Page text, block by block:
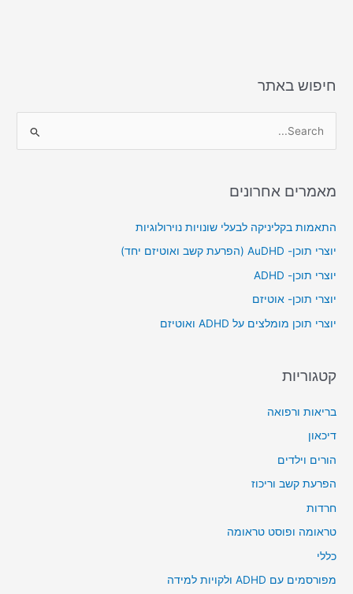
חיפוש באתר
r
o
r
:
מאמרים אחרונים
התאמות בקליניקה לבעלי שונויות נוירולוגיות
יוצרי תוכן- AuDHD (הפרעת קשב ואוטיזם יחד)
יוצרי תוכן- ADHD
יוצרי תוכן- אוטיזם
יוצרי תוכן מומלצים על ADHD ואוטיזם
קטגוריות
בריאות ורפואה
דיכאון
הורים וילדים
הפרעת קשב וריכוז
חרדות
טראומה ופוסט טראומה
כללי
מפורסמים עם ADHD ולקויות למידה